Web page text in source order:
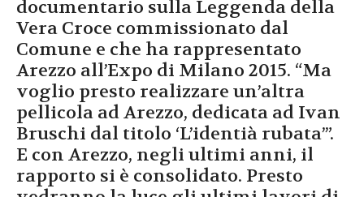
documentario sulla Leggenda della
Vera Croce commissionato dal
Comune e che ha rappresentato
Arezzo all’Expo di Milano 2015. “Ma
voglio presto realizzare un’altra
pellicola ad Arezzo, dedicata ad Ivan
Bruschi dal titolo ‘L’identià rubata’”.
E con Arezzo, negli ultimi anni, il
rapporto si è consolidato. Presto